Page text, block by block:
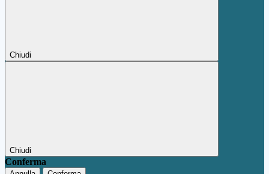
Chiudi
Chiudi
Conferma